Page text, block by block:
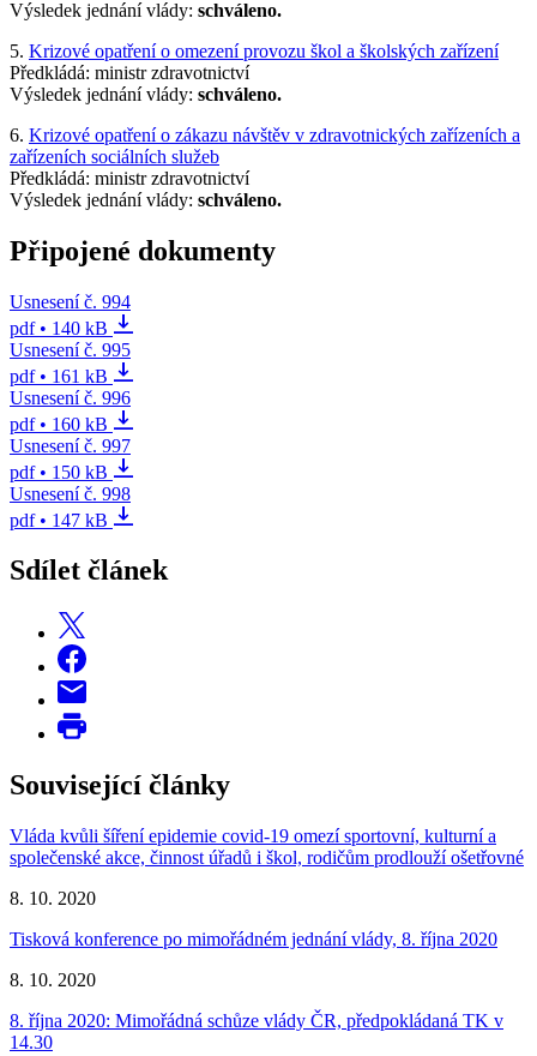
Výsledek jednání vlády: schváleno.
5. Krizové opatření o omezení provozu škol a školských zařízení
Předkládá: ministr zdravotnictví
Výsledek jednání vlády: schváleno.
6. Krizové opatření o zákazu návštěv v zdravotnických zařízeních a
zařízeních sociálních služeb
Předkládá: ministr zdravotnictví
Výsledek jednání vlády: schváleno.
Připojené dokumenty
Usnesení č. 994
pdf • 140 kB
Usnesení č. 995
pdf • 161 kB
Usnesení č. 996
pdf • 160 kB
Usnesení č. 997
pdf • 150 kB
Usnesení č. 998
pdf • 147 kB
Sdílet článek
Související články
Vláda kvůli šíření epidemie covid-19 omezí sportovní, kulturní a
společenské akce, činnost úřadů i škol, rodičům prodlouží ošetřovné
8. 10. 2020
Tisková konference po mimořádném jednání vlády, 8. října 2020
8. 10. 2020
8. října 2020: Mimořádná schůze vlády ČR, předpokládaná TK v
14.30